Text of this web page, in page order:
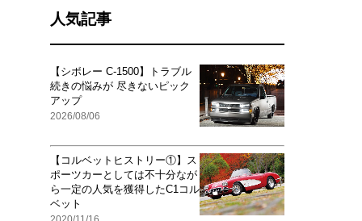
人気記事
【シボレー C-1500】トラブル
続きの悩みが 尽きないピック
アップ
2026/08/06
【コルベットヒストリー①】ス
ポーツカーとしては不十分なが
ら一定の人気を獲得したC1コル
ベット